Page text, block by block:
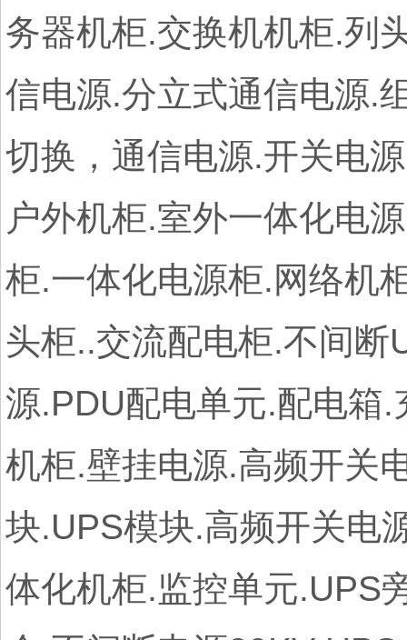
务器机柜.交换机机柜.列
信电源.分立式通信电源.
切换，通信电源.开关电
户外机柜.室外一体化电
柜.一体化电源柜.网络机
头柜..交流配电柜.不间
源.PDU配电单元.配电箱
机柜.壁挂电源.高频开关
块.UPS模块.高频开关电
体化机柜.监控单元.UPS